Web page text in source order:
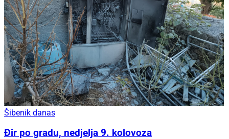
Šibenik danas
Đir po gradu, nedjelja 9. kolovoza